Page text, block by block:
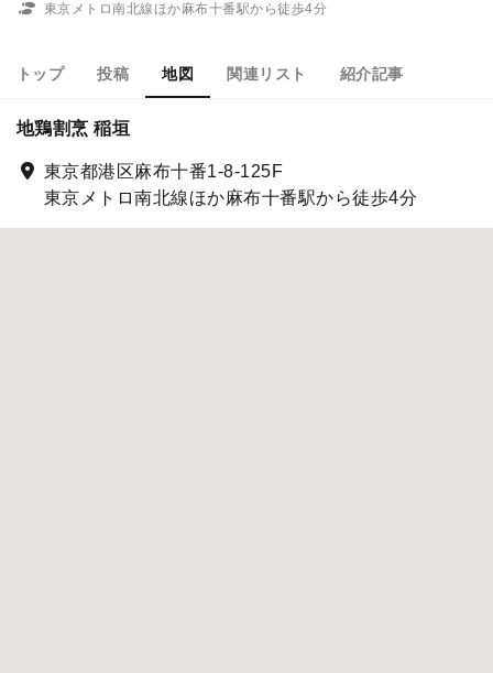
東京メトロ南北線ほか麻布十番駅から徒歩4分
トップ 投稿 地図 関連リスト 紹介記事
地鶏割烹 稲垣
東京都港区麻布十番1-8-125F
東京メトロ南北線ほか麻布十番駅から徒歩4分